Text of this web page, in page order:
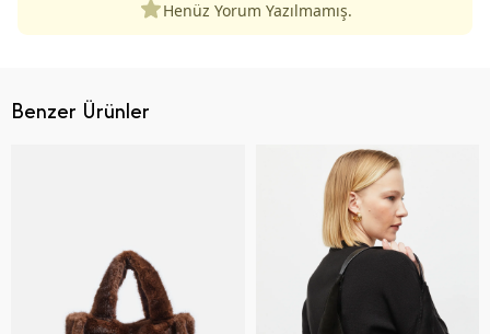
Henüz Yorum Yazılmamış.
Benzer Ürünler